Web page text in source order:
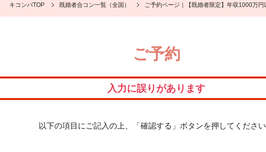
キコンパTOP 既婚者合コン一覧（全国） ご予約ページ｜【既婚者限定】年収1000万
ご予約
入力に誤りがあります
以下の項目にご記入の上、「確認する」ボタンを押してくださ